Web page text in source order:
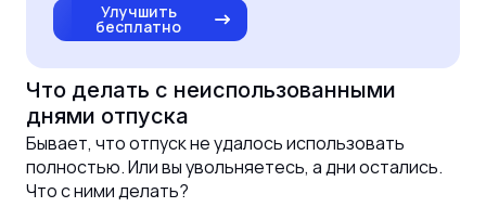
Улучшить
бесплатно
Что делать с неиспользованными
днями отпуска
Бывает, что отпуск не удалось использовать
полностью. Или вы увольняетесь, а дни остались.
Что с ними делать?